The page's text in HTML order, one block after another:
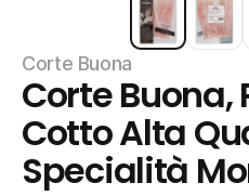
Corte Buona
Corte Buona,
Cotto Alta
Specialità